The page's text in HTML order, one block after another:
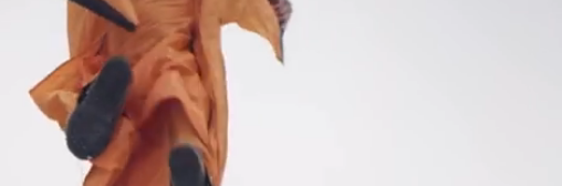
艾塞克斯钢琴